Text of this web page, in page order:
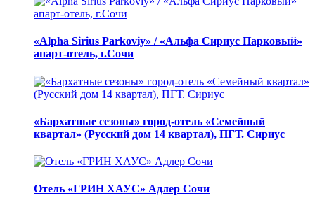
«Alpha Sirius Parkoviy» / «Альфа Сириус Парковый»
апарт-отель, г.Сочи
«Бархатные сезоны» город-отель «Семейный
квартал» (Русский дом 14 квартал), ПГТ. Сириус
Отель «ГРИН ХАУС» Адлер Сочи